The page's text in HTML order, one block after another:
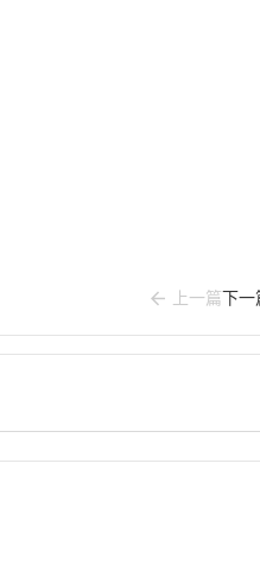
上一篇下一